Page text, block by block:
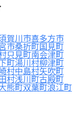
賀川市喜多方市
市桑折町国見町
只見町南会津町
町湯川村柳津町
村中島村矢吹町
村浅川町古殿町
熊町双葉町浪江町